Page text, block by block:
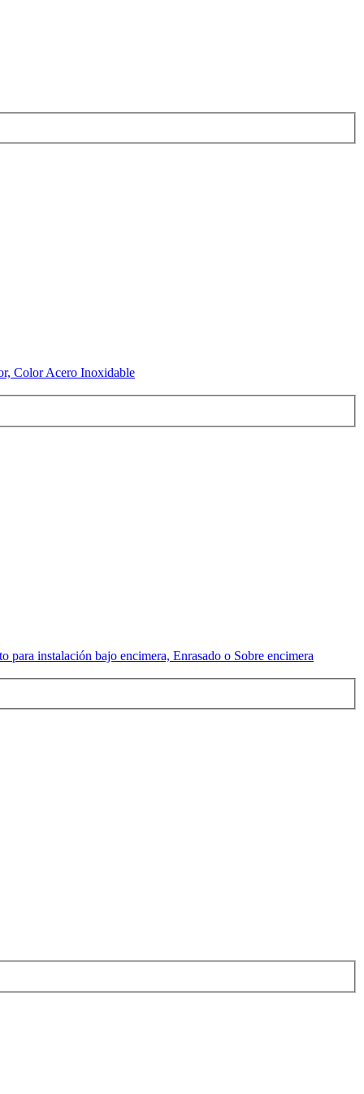
Color Acero Inoxidable
instalación bajo encimera, Enrasado o Sobre encimera